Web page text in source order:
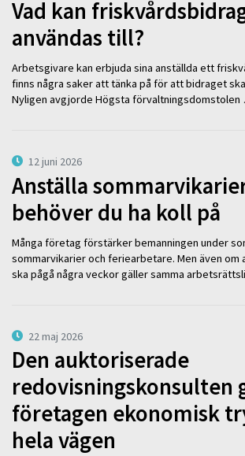
Vad kan
användas till?
Arbetsgivare kan erbjuda sina anställda ett
finns några saker att tänka på för att bidraget
Nyligen avgjorde Högsta
12 juni 2026
Anställa
behöver du ha koll på
Många företag förstärker bemanningen under
sommarvikarier och feriearbetare. Men även om
ska pågå några veckor gäller samma
22 maj 2026
Den auktoriserade
redovisningskonsulten
företagen ekonomisk
hela vägen